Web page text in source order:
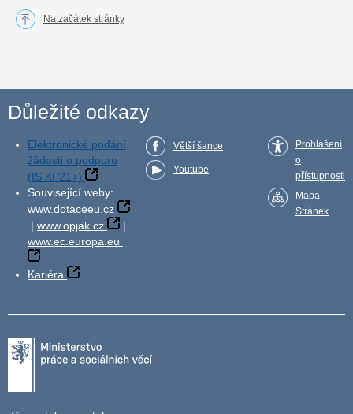
Na začátek stránky
Důležité odkazy
Elektronické podání
žádosti o podporu
(IS KP21+)
Související weby:
www.dotaceeu.cz
| www.opjak.cz
|
www.ec.europa.eu
Kariéra
Větší šance
Youtube
Prohlášení
o
přístupnosti
Mapa
Stránek